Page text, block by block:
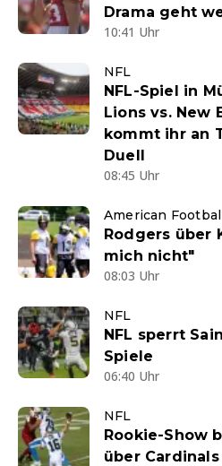
Drama geht
10:41 Uhr
NFL
NFL-Spiel in
Lions vs. New
kommt ihr an
Duell
08:45 Uhr
American
Rodgers über
mich nicht"
08:03 Uhr
NFL
NFL sperrt
Spiele
06:40 Uhr
NFL
Rookie-Show
über Cardinals